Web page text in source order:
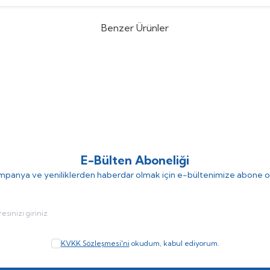
Benzer Ürünler
E-Bülten Aboneliği
ve yeniliklerden haberdar olmak için e-bültenimize abone
KVKK Sözleşmesi'ni okudum, kabul ediyorum.